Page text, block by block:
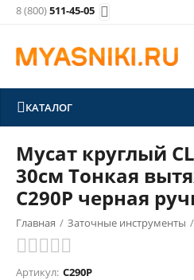
8 (800)511-45-05 
КАТАЛОГ
Мусат круглый
30см Тонкая
C290P черная
Главная / Заточные инструменты /
Артикул: C290P
10%